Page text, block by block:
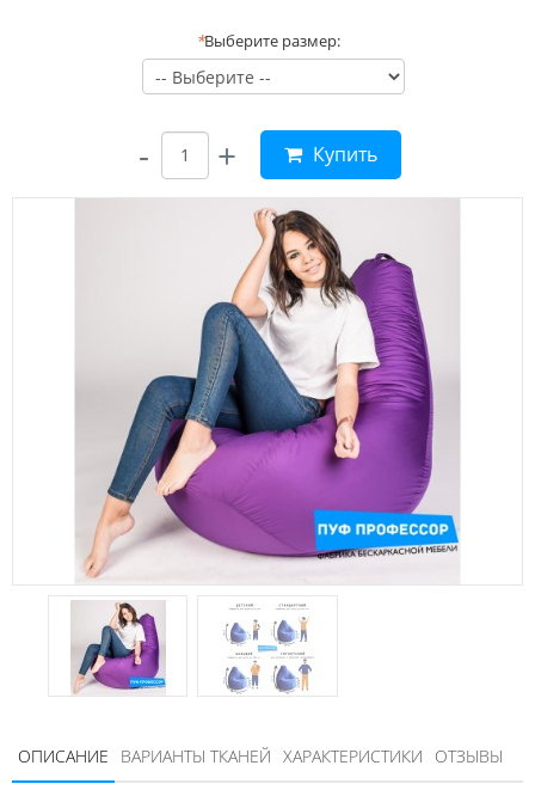
*Выберите размер:
- + Купить
ОПИСАНИЕ ВАРИАНТЫ ТКАНЕЙ ХАРАКТЕРИСТИКИ ОТЗЫВЫ